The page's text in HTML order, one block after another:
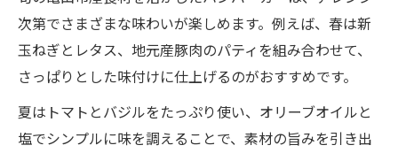
次第でさまざまな味わいが楽しめます。例えば、春は新
玉ねぎとレタス、地元産豚肉のパティを組み合わせて、
さっぱりとした味付けに仕上げるのがおすすめです。
夏はトマトとバジルをたっぷり使い、オリーブオイルと
塩でシンプルに味を調えることで、素材の旨みを引き出